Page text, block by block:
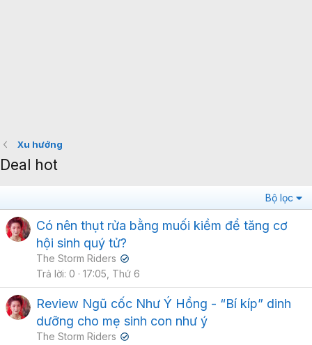
Xu hướng
Deal hot
Bộ lọc
Có nên thụt rửa bằng muối kiềm để tăng cơ
hội sinh quý tử?
The Storm Riders ✔
Trả lời 0 17:05, Thứ 6
Review Ngũ cốc Như Ý Hồng - “Bí kíp” dinh
dưỡng cho mẹ sinh con như ý
The Storm Riders ✔